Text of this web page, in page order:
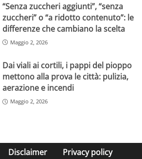
“Senza zuccheri aggiunti”, “senza
zuccheri” o “a ridotto contenuto”: le
differenze che cambiano la scelta
Maggio 2, 2026
Dai viali ai cortili, i pappi del pioppo
mettono alla prova le città: pulizia,
aerazione e incendi
Maggio 2, 2026
Disclaimer Privacy policy